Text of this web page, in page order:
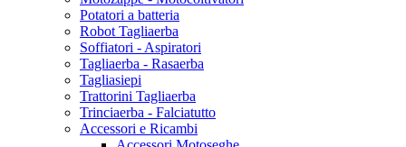
Potatori a batteria
Robot Tagliaerba
Soffiatori - Aspiratori
Tagliaerba - Rasaerba
Tagliasiepi
Trattorini Tagliaerba
Trinciaerba - Falciatutto
Accessori e Ricambi